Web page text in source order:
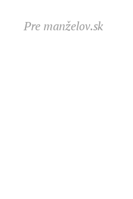
Pre manželov.sk